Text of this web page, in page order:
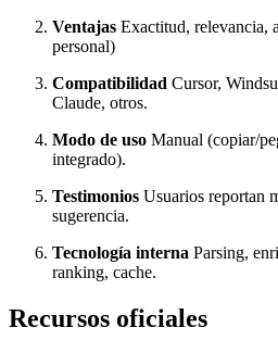
Ventajas Exactitud, relevancia,
personal)
Compatibilidad Cursor,
Claude, otros.
Modo de uso Manual (copiar/
integrado).
Testimonios Usuarios reportan
sugerencia.
Tecnología interna Parsing,
ranking, cache.
Recursos oficiales